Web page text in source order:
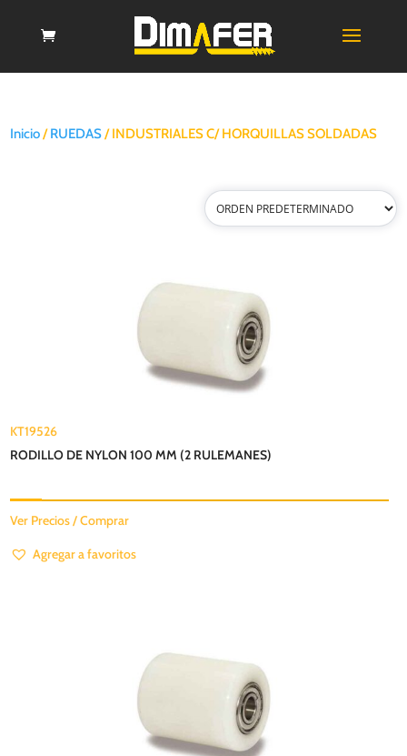
Inicio/RUEDAS/ INDUSTRIALES C/ HORQUILLAS SOLDADAS
KT19526
RODILLO DE NYLON 100 MM (2 RULEMANES)
Ver Precios / Comprar
Agregar a favoritos